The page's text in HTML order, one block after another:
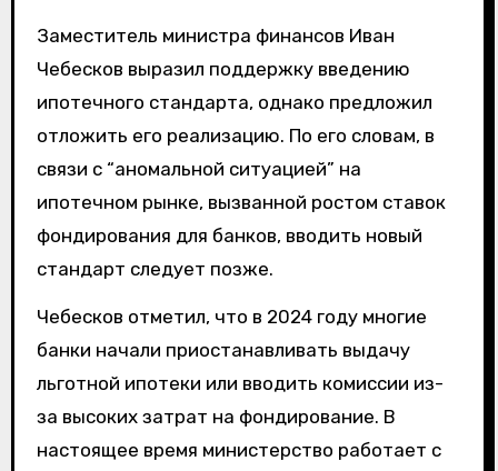
Заместитель министра финансов Иван
Чебесков выразил поддержку введению
ипотечного стандарта, однако предложил
отложить его реализацию. По его словам, в
связи с “аномальной ситуацией” на
ипотечном рынке, вызванной ростом ставок
фондирования для банков, вводить новый
стандарт следует позже.
Чебесков отметил, что в 2024 году многие
банки начали приостанавливать выдачу
льготной ипотеки или вводить комиссии из-
за высоких затрат на фондирование. В
настоящее время министерство работает с